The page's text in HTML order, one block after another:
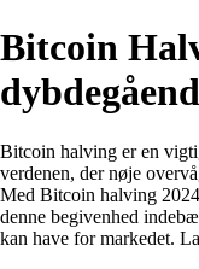
Bitcoin
Bitcoin halving er en
verdenen, der nøje
Med Bitcoin halving
denne begivenhed
kan have for markedet.